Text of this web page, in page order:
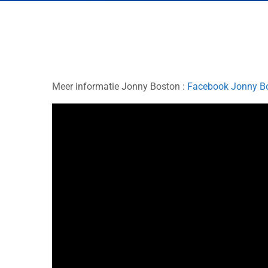
Meer informatie Jonny Boston : Facebook Jonny